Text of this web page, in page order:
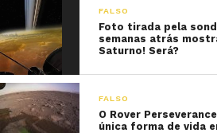
FALSO
Foto tirada pela
semanas atrás
Saturno! Será?
FALSO
O Rover
única forma de vida